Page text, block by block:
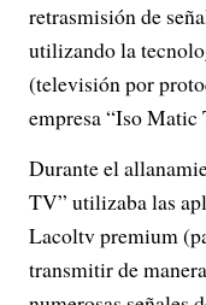
retrasmisión de
utilizando la
(televisión por
empresa “Iso Matic
Durante el
TV” utilizaba las
Lacoltv premium
transmitir de